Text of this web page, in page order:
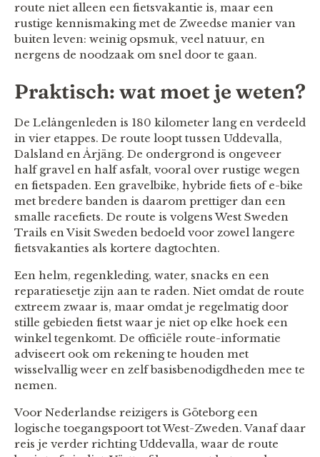
route niet alleen een fietsvakantie is, maar een
rustige kennismaking met de Zweedse manier van
buiten leven: weinig opsmuk, veel natuur, en
nergens de noodzaak om snel door te gaan.
Praktisch: wat moet je weten?
De Lelångenleden is 180 kilometer lang en verdeeld
in vier etappes. De route loopt tussen Uddevalla,
Dalsland en Årjäng. De ondergrond is ongeveer
half gravel en half asfalt, vooral over rustige wegen
en fietspaden. Een gravelbike, hybride fiets of e-bike
met bredere banden is daarom prettiger dan een
smalle racefiets. De route is volgens West Sweden
Trails en Visit Sweden bedoeld voor zowel langere
fietsvakanties als kortere dagtochten.
Een helm, regenkleding, water, snacks en een
reparatiesetje zijn aan te raden. Niet omdat de route
extreem zwaar is, maar omdat je regelmatig door
stille gebieden fietst waar je niet op elke hoek een
winkel tegenkomt. De officiële route-informatie
adviseert ook om rekening te houden met
wisselvallig weer en zelf basisbenodigdheden mee te
nemen.
Voor Nederlandse reizigers is Göteborg een
logische toegangspoort tot West-Zweden. Vanaf daar
reis je verder richting Uddevalla, waar de route